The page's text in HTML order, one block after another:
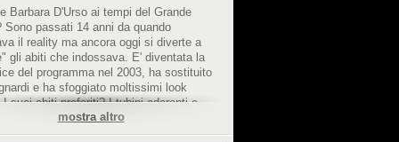
Barbara D'Urso ai tempi del Grande
Sono passati 14 anni da quando
il reality ma ancora oggi si diverte a
gli abiti che indossava. E' diventata la
del programma nel 2003, ha sostituito
e ha sfoggiato moltissimi look
I suoi abiti preferiti? I tubini aderenti e
con delle scritte personalizzate.
mostra altro